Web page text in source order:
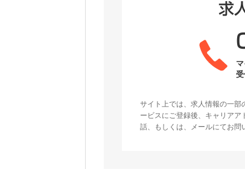
求
受
サイト上では、求人情報の一部
ービスにご登録後、キャリア
話、もしくは、メールにてお問